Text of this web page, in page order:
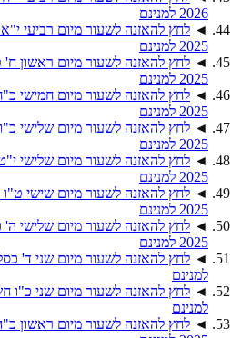
2026 למנינם
◄
2025 למנינם
◄
2025 למנינם
◄
2025 למנינם
◄
2025 למנינם
◄
2025 למנינם
◄
2025 למנינם
◄
2025 למנינם
◄
למנינם
◄
למנינם
◄